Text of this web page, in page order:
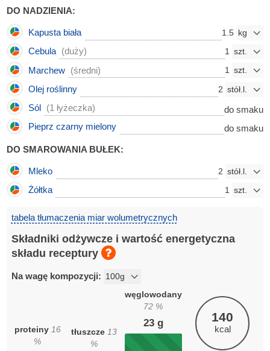
DO NADZIENIA:
Kapusta biała 1.5
Cebula (duży) 1
Marchew (średni) 1
Olej roślinny 2
Sól (1 łyżeczka)
do smaku
Pieprz czarny mielony
do smaku
DO SMAROWANIA BUŁEK:
Mleko 2
Żółtka 1
tabela tłumaczenia miar wolumetrycznych
Składniki odżywcze i wartość energetyczna
składu receptury
Na wagę kompozycji:
proteiny 16
%
tłuszcze 13
%
węglowodany
72 %
23g 140
kcal